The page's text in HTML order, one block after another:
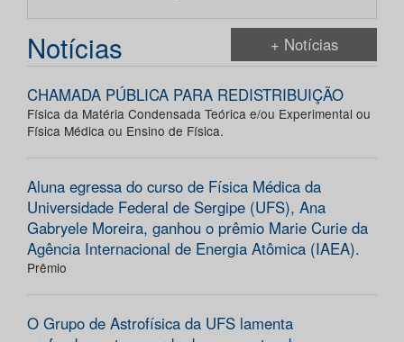
Notícias + Notícias
CHAMADA PÚBLICA PARA REDISTRIBUIÇÃO
Física da Matéria Condensada Teórica e/ou Experimental ou
Física Médica ou Ensino de Física.
Aluna egressa do curso de Física Médica da
Universidade Federal de Sergipe (UFS), Ana
Gabryele Moreira, ganhou o prêmio Marie Curie da
Agência Internacional de Energia Atômica (IAEA).
Prêmio
O Grupo de Astrofísica da UFS lamenta